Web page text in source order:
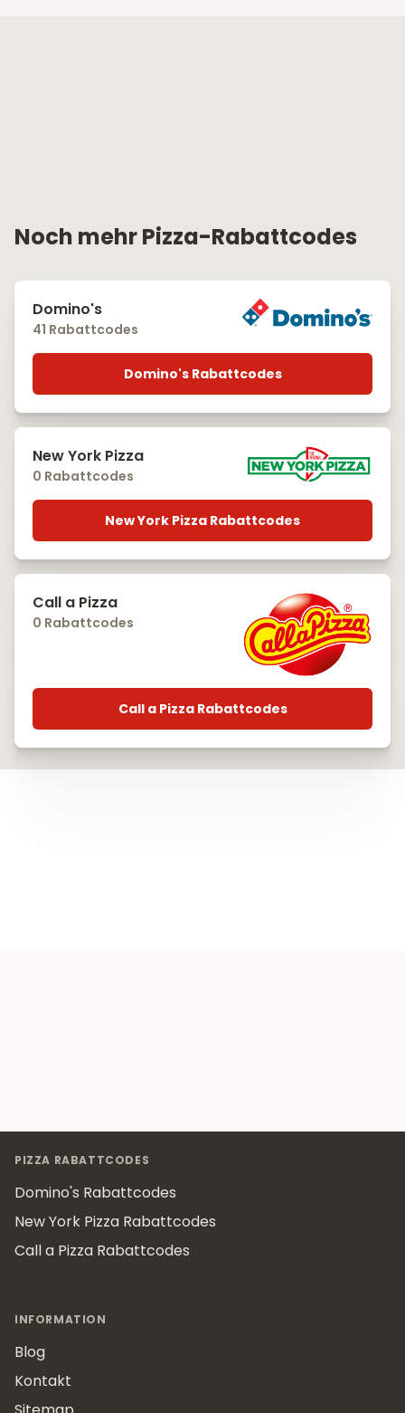
Noch mehr Pizza-Rabattcodes
Domino's
41 Rabattcodes
Domino's Rabattcodes
New York Pizza
0 Rabattcodes
New York Pizza Rabattcodes
Call a Pizza
0 Rabattcodes
Call a Pizza Rabattcodes
PIZZA RABATTCODES
Domino's Rabattcodes
New York Pizza Rabattcodes
Call a Pizza Rabattcodes
INFORMATION
Blog
Kontakt